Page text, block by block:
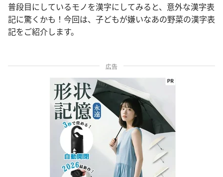
普段目にしているモノを漢字にしてみると、意外な漢字表
記に驚くかも！今回は、子どもが嫌いなあの野菜の漢字表
記をご紹介します。
広告